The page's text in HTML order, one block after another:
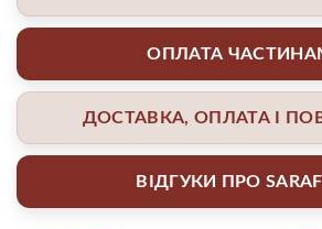
ОПЛАТА
ДОСТАВКА, ОПЛАТА І
ВІДГУКИ ПРО